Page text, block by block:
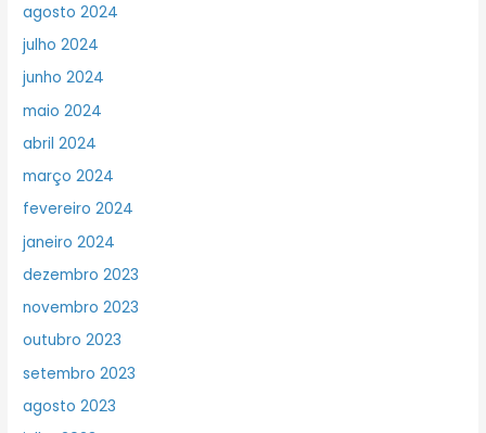
agosto 2024
julho 2024
junho 2024
maio 2024
abril 2024
março 2024
fevereiro 2024
janeiro 2024
dezembro 2023
novembro 2023
outubro 2023
setembro 2023
agosto 2023